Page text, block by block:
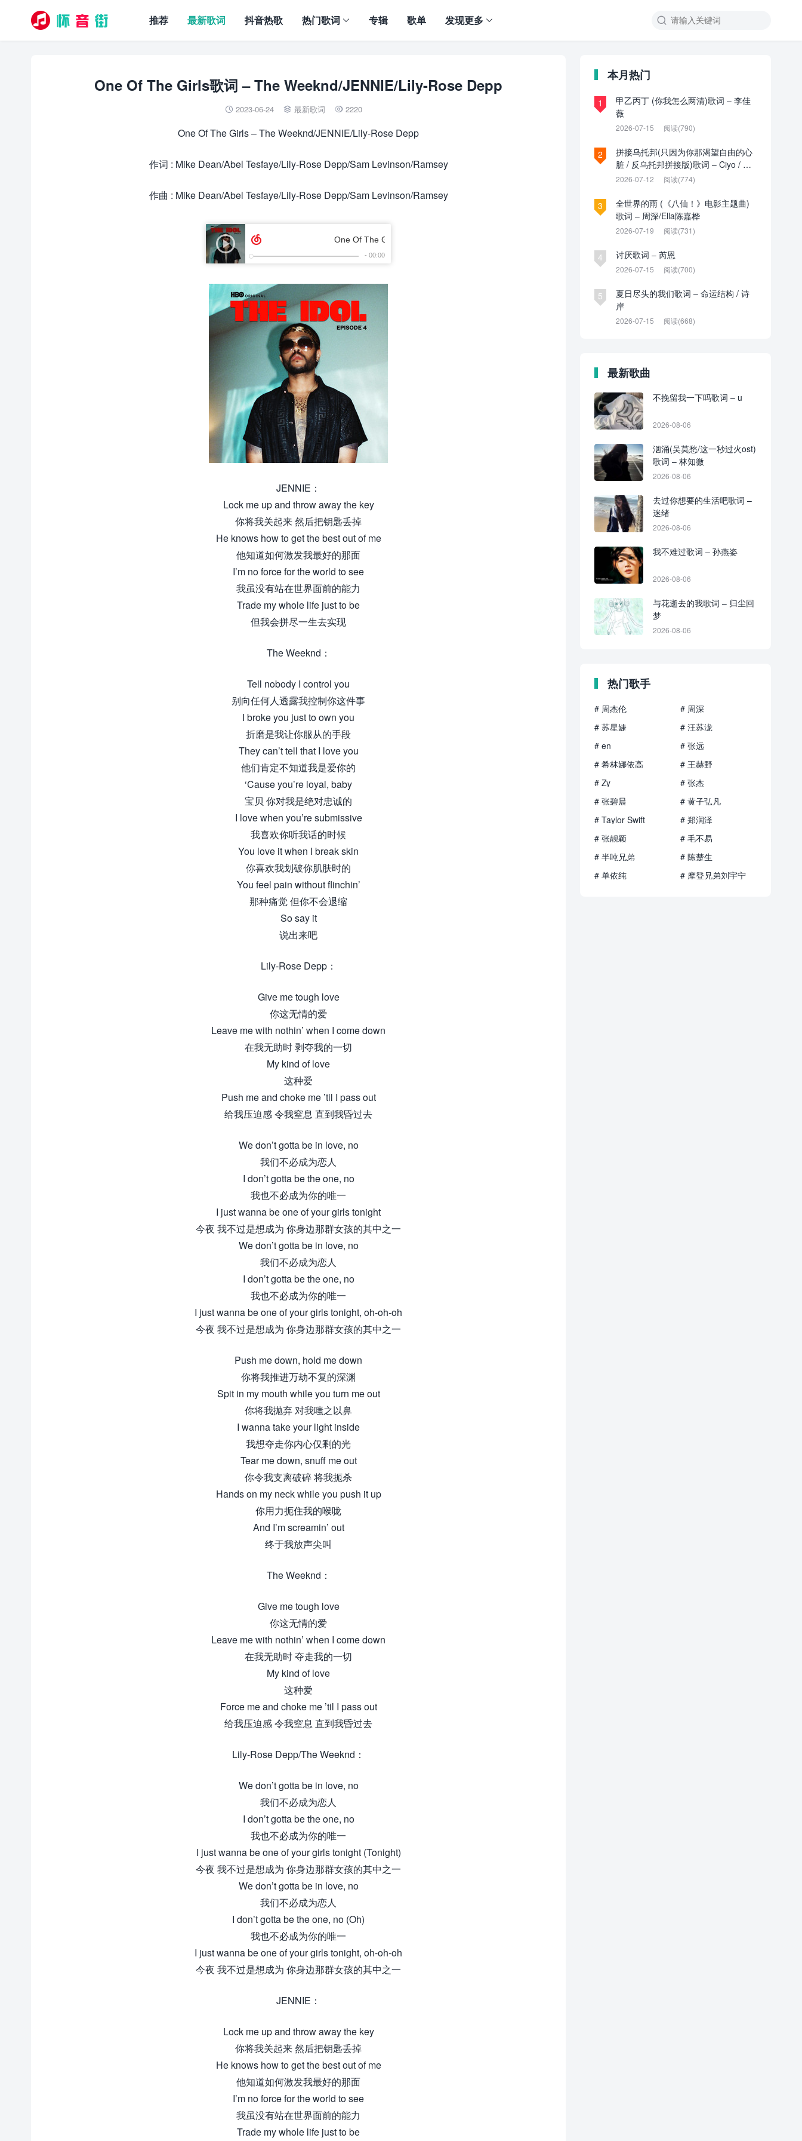

推荐 最新歌词 抖音热歌 热门歌词 专辑 歌单 发现更多
One Of The Girls歌词 – The Weeknd/JENNIE/Lily-Rose Depp
 2023-06-24  最新歌词  2220
One Of The Girls – The Weeknd/JENNIE/Lily-Rose Depp
作词 : Mike Dean/Abel Tesfaye/Lily-Rose Depp/Sam Levinson/Ramsey
作曲 : Mike Dean/Abel Tesfaye/Lily-Rose Depp/Sam Levinson/Ramsey
JENNIE：
Lock me up and throw away the key
你将我关起来 然后把钥匙丢掉
He knows how to get the best out of me
他知道如何激发我最好的那面
I’m no force for the world to see
我虽没有站在世界面前的能力
Trade my whole life just to be
但我会拼尽一生去实现
The Weeknd：
Tell nobody I control you
别向任何人透露我控制你这件事
I broke you just to own you
折磨是我让你服从的手段
They can’t tell that I love you
他们肯定不知道我是爱你的
‘Cause you’re loyal, baby
宝贝 你对我是绝对忠诚的
I love when you’re submissive
我喜欢你听我话的时候
You love it when I break skin
你喜欢我划破你肌肤时的
You feel pain without flinchin’
那种痛觉 但你不会退缩
So say it
说出来吧
Lily-Rose Depp：
Give me tough love
你这无情的爱
Leave me with nothin’ when I come down
在我无助时 剥夺我的一切
My kind of love
这种爱
Push me and choke me ’til I pass out
给我压迫感 令我窒息 直到我昏过去
We don’t gotta be in love, no
我们不必成为恋人
I don’t gotta be the one, no
我也不必成为你的唯一
I just wanna be one of your girls tonight
今夜 我不过是想成为 你身边那群女孩的其中之一
We don’t gotta be in love, no
我们不必成为恋人
I don’t gotta be the one, no
我也不必成为你的唯一
I just wanna be one of your girls tonight, oh-oh-oh
今夜 我不过是想成为 你身边那群女孩的其中之一
Push me down, hold me down
你将我推进万劫不复的深渊
Spit in my mouth while you turn me out
你将我抛弃 对我嗤之以鼻
I wanna take your light inside
我想夺走你内心仅剩的光
Tear me down, snuff me out
你令我支离破碎 将我扼杀
Hands on my neck while you push it up
你用力扼住我的喉咙
And I’m screamin’ out
终于我放声尖叫
The Weeknd：
Give me tough love
你这无情的爱
Leave me with nothin’ when I come down
在我无助时 夺走我的一切
My kind of love
这种爱
Force me and choke me ’til I pass out
给我压迫感 令我窒息 直到我昏过去
Lily-Rose Depp/The Weeknd：
We don’t gotta be in love, no
我们不必成为恋人
I don’t gotta be the one, no
我也不必成为你的唯一
I just wanna be one of your girls tonight (Tonight)
今夜 我不过是想成为 你身边那群女孩的其中之一
We don’t gotta be in love, no
我们不必成为恋人
I don’t gotta be the one, no (Oh)
我也不必成为你的唯一
I just wanna be one of your girls tonight, oh-oh-oh
今夜 我不过是想成为 你身边那群女孩的其中之一
JENNIE：
Lock me up and throw away the key
你将我关起来 然后把钥匙丢掉
He knows how to get the best out of me
他知道如何激发我最好的那面
I’m no force for the world to see
我虽没有站在世界面前的能力
Trade my whole life just to be
本月热门
1
甲乙丙丁 (你我怎么两清)歌词 – 李佳
薇
2026-07-15 阅读(790)
2
拼接乌托邦(只因为你那渴望自由的心
脏 / 反乌托邦拼接版)歌词 – Ciyo / 见
过夏天P / 乌托邦P
2026-07-12 阅读(774)
3
全世界的雨 (《八仙！》电影主题曲)
歌词 – 周深/Ella陈嘉桦
2026-07-19 阅读(731)
4 讨厌歌词 – 芮恩
2026-07-15 阅读(700)
5
夏日尽头的我们歌词 – 命运结构 / 诗
岸
2026-07-15 阅读(668)
最新歌曲
不挽留我一下吗歌词 – u
2026-08-06
汹涌(吴莫愁/这一秒过火ost)
歌词 – 林知微
2026-08-06
去过你想要的生活吧歌词 –
迷绪
2026-08-06
我不难过歌词 – 孙燕姿
2026-08-06
与花逝去的我歌词 – 归尘回
梦
2026-08-06
热门歌手
# 周杰伦
# 周深
# 苏星婕
# 汪苏泷
# en
# 张远
# 希林娜依高
# 王赫野
# Zy
# 张杰
# 张碧晨
# 黄子弘凡
# Taylor Swift
# 郑润泽
# 张靓颖
# 毛不易
# 半吨兄弟
# 陈楚生
# 单依纯
# 摩登兄弟刘宇宁